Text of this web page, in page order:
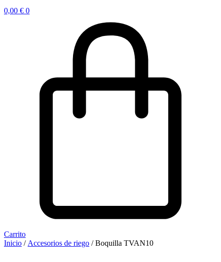
0,00 € 0
Carrito
Inicio / Accesorios de riego / Boquilla TVAN10